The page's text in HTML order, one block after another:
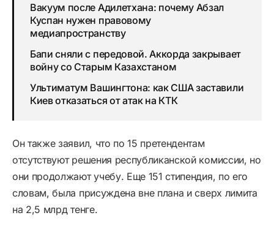
Вакуум после Адилетхана: почему Абзал
Куспан нужен правовому
медиапространству
Бапи сняли с передовой. Аккорда закрывает
войну со Старым Казахстаном
Ультиматум Вашингтона: как США заставили
Киев отказаться от атак на КТК
Он также заявил, что по 15 претендентам
отсутствуют решения республиканской комиссии, но
они продолжают учебу. Еще 151 стипендия, по его
словам, была присуждена вне плана и сверх лимита
на 2,5 млрд тенге.